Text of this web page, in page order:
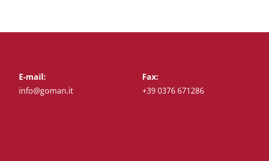
E-mail:
info@goman.it
Fax:
+39 0376 671286